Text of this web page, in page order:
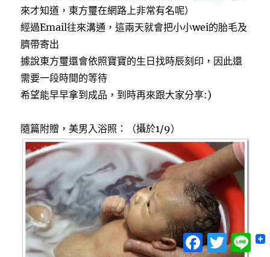
來才知道，東方璽在網路上非常有名呢）
經過Email往來溝通，這兩天就會把小小wei的胎毛及
臍帶寄出
據說東方璽還會依照寶寶的生日找時辰刻印，因此還
需要一段時間的等待
希望能早早拿到成品，到時再來跟大家分享:)
隨篇附贈，美男入浴照：（攝於1/9）
Facebook
Twitter